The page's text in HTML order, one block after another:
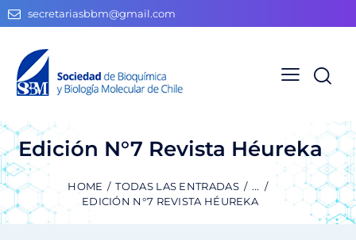
secretariasbbm@gmail.com
Edición N°7 Revista Héureka
HOME TODAS LAS ENTRADAS
...
EDICIÓN N°7 REVISTA HÉUREKA